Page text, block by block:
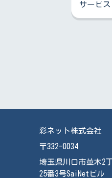
サービス
彩ネット株式会社
〒332-0034
埼玉県川口市並木2
25番3号SaiNetビル